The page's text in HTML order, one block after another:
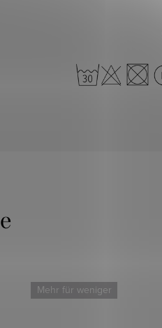
Mehr für weniger